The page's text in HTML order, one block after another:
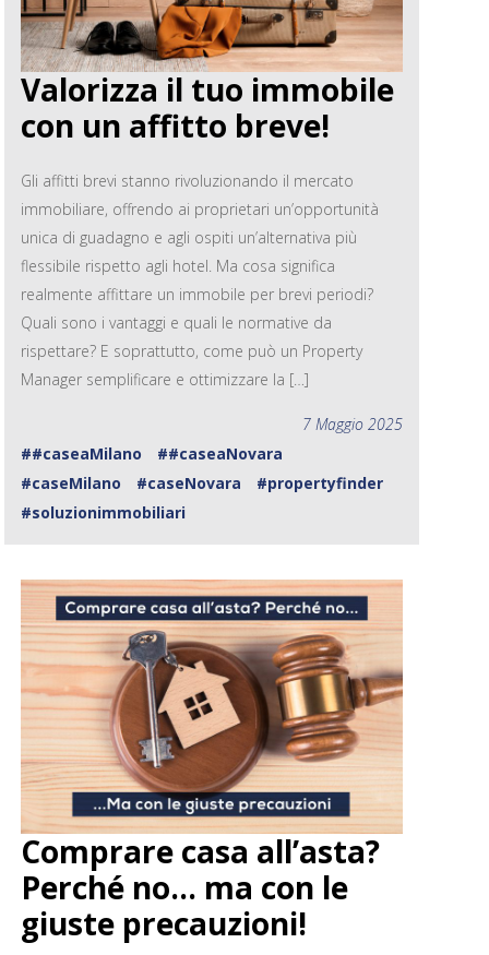
Valorizza il tuo immobile
con un affitto breve!
Gli affitti brevi stanno rivoluzionando il mercato
immobiliare, offrendo ai proprietari un’opportunità
unica di guadagno e agli ospiti un’alternativa più
flessibile rispetto agli hotel. Ma cosa significa
realmente affittare un immobile per brevi periodi?
Quali sono i vantaggi e quali le normative da
rispettare? E soprattutto, come può un Property
Manager semplificare e ottimizzare la […]
7 Maggio 2025
##caseaMilano
##caseaNovara
#caseMilano
#caseNovara
#propertyfinder
#soluzionimmobiliari
Comprare casa all’asta?
Perché no… ma con le
giuste precauzioni!